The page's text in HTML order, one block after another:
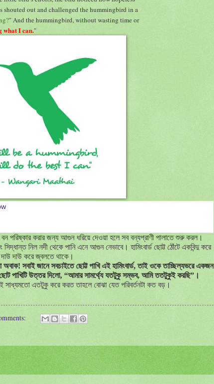
out and challenged the hummingbird in a
" And the hummingbird, without wasting time or
what I can."
পরিষ্কার করার জন্য আগুন ধরিয়ে দেওয়া হলে সব বন্যপ্রাণী পালাতে শুরু করল।
সিদ্ধান্ত নিল নদী থেকে পানি এনে আগুন নেভাবে। হামিংবার্ড ছোট্ট ঠোঁটে একবিন্দু করে
দাউ করে জ্বলতে থাকে।
সবাই জানে সবচাইতে ছোট্ট পাখি এই হামিংবার্ড,তাই ওকে তাচ্ছিল্যভরে একজন
পাখিটি উত্তর দিলো, “আমার সামর্থ্যে যতটুকু সম্ভব, আমি ততটুকুই করছি”।
সাধ্যমতো এতটুকু করে করত তাহলে বোঝা যেত পরিবর্তনটা কত বড়।